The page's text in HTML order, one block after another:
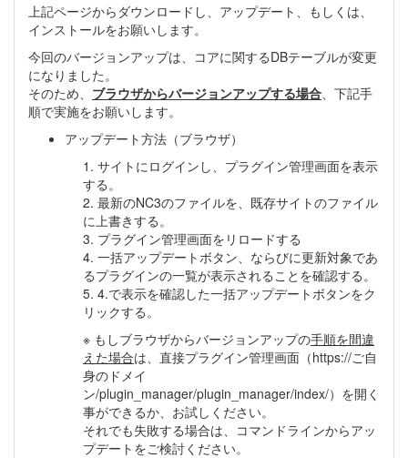
上記ページからダウンロードし、アップデート、もしくは、
インストールをお願いします。
今回のバージョンアップは、コアに関するDBテーブルが変更
になりました。
そのため、 ブラウザからバージョンアップする場合 、下記手
順で実施をお願いします。
アップデート方法（ブラウザ）
1. サイトにログインし、プラグイン管理画面を表示
する。
2. 最新のNC3のファイルを、既存サイトのファイル
に上書きする。
3. プラグイン管理画面をリロードする
4. 一括アップデートボタン、ならびに更新対象であ
るプラグインの一覧が表示されることを確認する。
5. 4.で表示を確認した一括アップデートボタンをク
リックする。
※ もしブラウザからバージョンアップの手順を間違
えた場合は、直接プラグイン管理画面（https://ご自
身のドメイ
ン/plugin_manager/plugin_manager/index/）を開く
事ができるか、お試しください。
それでも失敗する場合は、コマンドラインからアッ
プデートをご検討ください。